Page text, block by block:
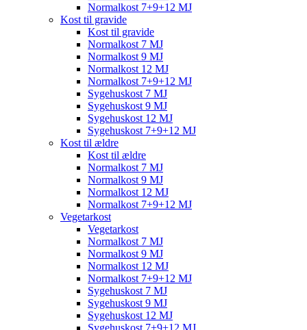
Normalkost 7+9+12 MJ
Kost til gravide
Kost til gravide
Normalkost 7 MJ
Normalkost 9 MJ
Normalkost 12 MJ
Normalkost 7+9+12 MJ
Sygehuskost 7 MJ
Sygehuskost 9 MJ
Sygehuskost 12 MJ
Sygehuskost 7+9+12 MJ
Kost til ældre
Kost til ældre
Normalkost 7 MJ
Normalkost 9 MJ
Normalkost 12 MJ
Normalkost 7+9+12 MJ
Vegetarkost
Vegetarkost
Normalkost 7 MJ
Normalkost 9 MJ
Normalkost 12 MJ
Normalkost 7+9+12 MJ
Sygehuskost 7 MJ
Sygehuskost 9 MJ
Sygehuskost 12 MJ
Sygehuskost 7+9+12 MJ